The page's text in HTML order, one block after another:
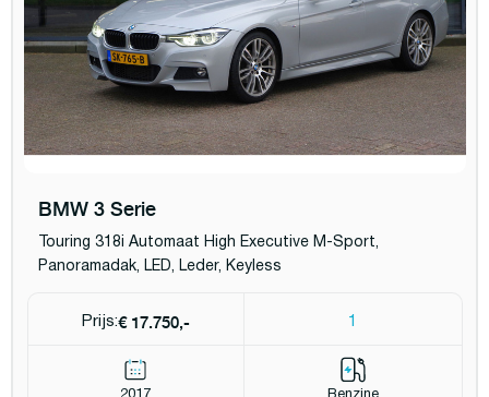
BMW 3 Serie
Touring 318i Automaat High Executive M-Sport,
Panoramadak, LED, Leder, Keyless
Prijs:€ 17.750,- 1